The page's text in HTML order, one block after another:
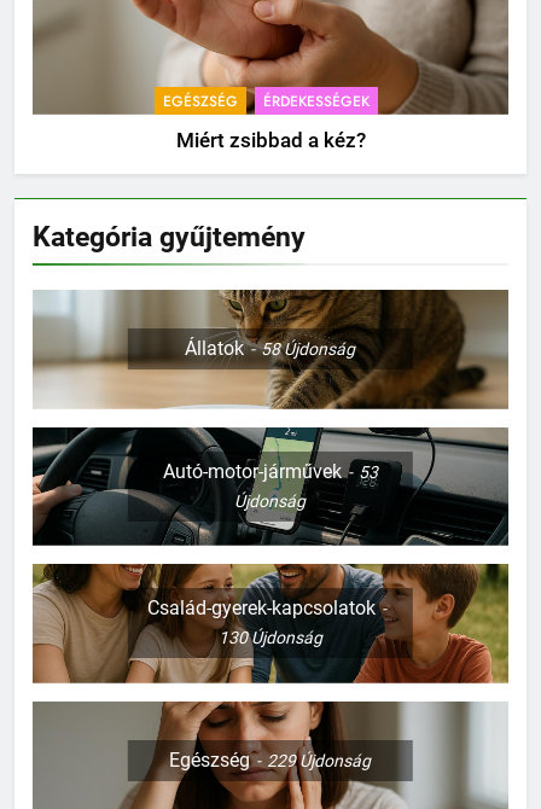
EGÉSZSÉG ÉRDEKESSÉGEK
Miért zsibbad a kéz?
Kategória gyűjtemény
Állatok 58Újdonság
Autó-motor-járművek
53
Újdonság
Család-gyerek-kapcsolatok
130Újdonság
Egészség 229Újdonság